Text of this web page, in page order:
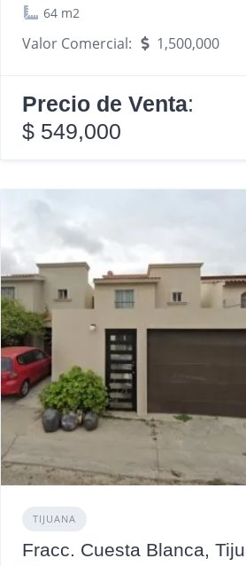
64 m2
Valor Comercial: 1,500,000
Precio de Venta:
$ 549,000
TIJUANA
Fracc. Cuesta Blanca,